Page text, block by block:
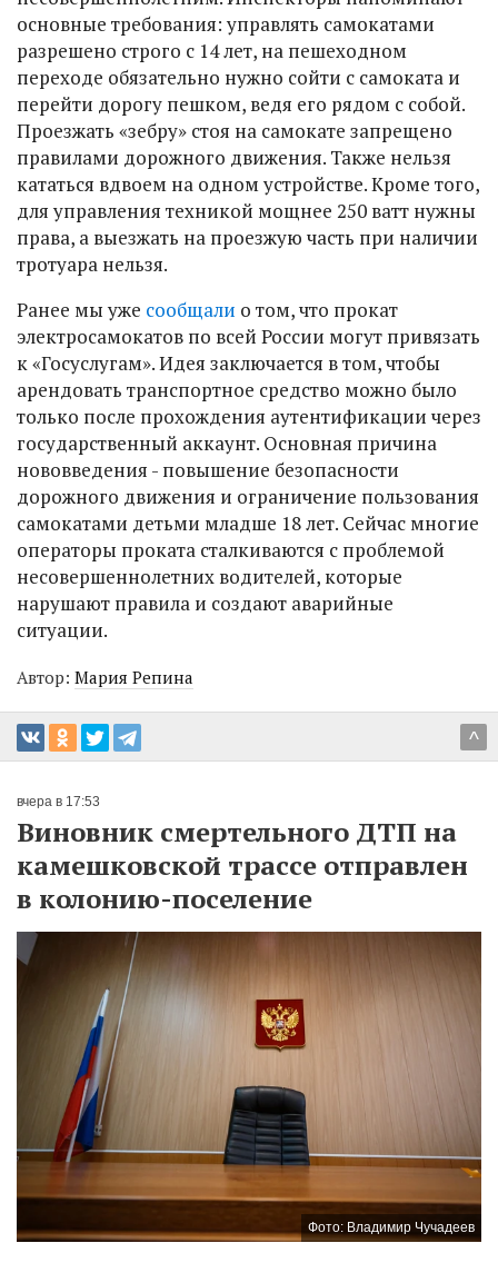
основные требования: управлять самокатами
разрешено строго с 14 лет, на пешеходном
переходе обязательно нужно сойти с самоката и
перейти дорогу пешком, ведя его рядом с собой.
Проезжать «зебру» стоя на самокате запрещено
правилами дорожного движения. Также нельзя
кататься вдвоем на одном устройстве. Кроме того,
для управления техникой мощнее 250 ватт нужны
права, а выезжать на проезжую часть при наличии
тротуара нельзя.
Ранее мы уже сообщали о том, что прокат
электросамокатов по всей России могут привязать
к «Госуслугам». Идея заключается в том, чтобы
арендовать транспортное средство можно было
только после прохождения аутентификации через
государственный аккаунт. Основная причина
нововведения - повышение безопасности
дорожного движения и ограничение пользования
самокатами детьми младше 18 лет. Сейчас многие
операторы проката сталкиваются с проблемой
несовершеннолетних водителей, которые
нарушают правила и создают аварийные
ситуации.
Автор: Мария Репина
^
вчера в 17:53
Виновник смертельного ДТП на
камешковской трассе отправлен
в колонию-поселение
Фото: Владимир Чучадеев